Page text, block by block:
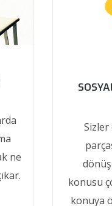
ne
Sizler
konusu
konuya